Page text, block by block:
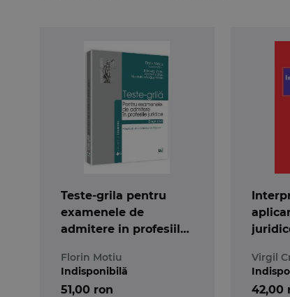
Teste-grila pentru
examenele de
admitere in profesiile
Florin Motiu
51,00 ron
Indisponibilă
Virgil
42,00